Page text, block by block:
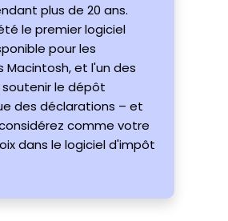
plus de 20 ans.
le premier logiciel
pour les
Macintosh, et l'un des
le dépôt
des déclarations – et
comme votre
dans le logiciel d'impôt